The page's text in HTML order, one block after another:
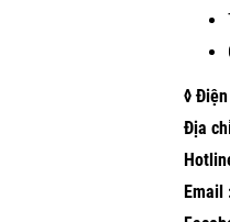
◊
Địa
Email